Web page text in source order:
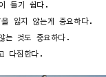
들기 쉽다.
잃지 않는게 중요하다.
는 것도 중요하다.
다짐한다.